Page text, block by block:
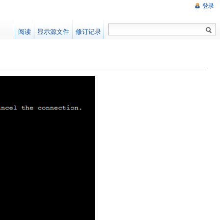
登录
阅读 显示源文件 修订记录